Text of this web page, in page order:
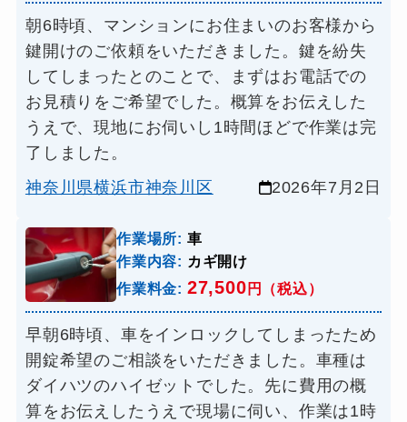
朝6時頃、マンションにお住まいのお客様から
鍵開けのご依頼をいただきました。鍵を紛失
してしまったとのことで、まずはお電話での
お見積りをご希望でした。概算をお伝えした
うえで、現地にお伺いし1時間ほどで作業は完
了しました。
神奈川県横浜市神奈川区
2026年7月2日
作業場所: 車
作業内容: カギ開け
作業料金: 27,500 円（税込）
早朝6時頃、車をインロックしてしまったため
開錠希望のご相談をいただきました。車種は
ダイハツのハイゼットでした。先に費用の概
算をお伝えしたうえで現場に伺い、作業は1時